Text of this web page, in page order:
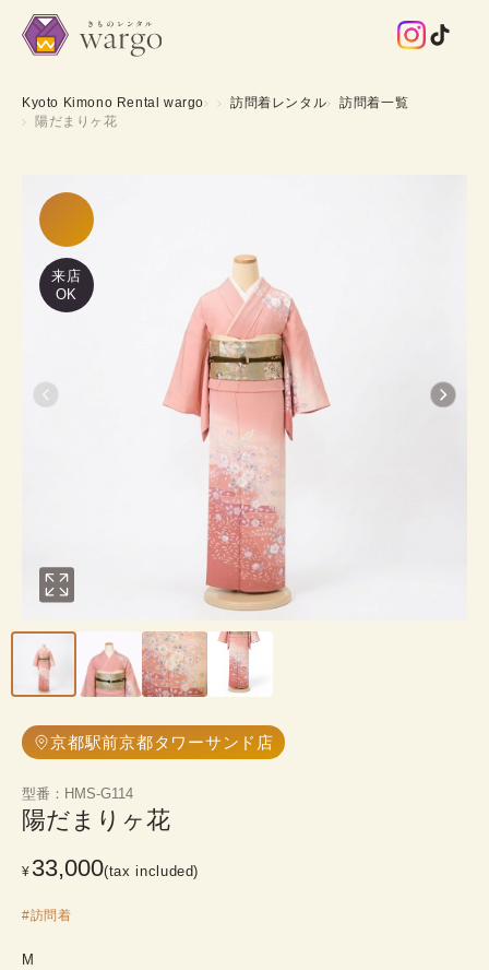
Kyoto Kimono Rental wargo 訪問着レンタル
訪問着一覧
陽だまりヶ花
来店
OK
京都駅前京都タワーサンド店
型番 ： HMS-G114
陽だまりヶ花
¥ 33,000(tax included)
#訪問着
M